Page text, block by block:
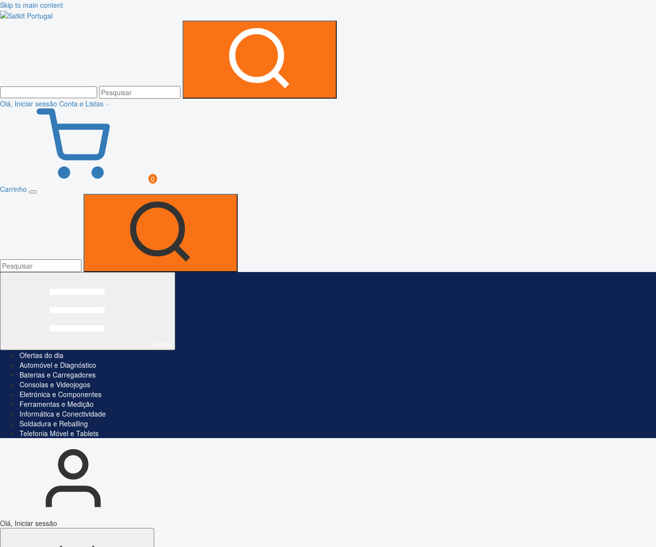
Skip to main content
Olá, Iniciar sessão Conta e Listas
0
Carrinho
Ofertas do dia
Automóvel e Diagnóstico
Baterias e Carregadores
Consolas e Videojogos
Eletrónica e Componentes
Ferramentas e Medição
Informática e Conectividade
Soldadura e Reballing
Telefonia Móvel e Tablets
Olá, Iniciar sessão